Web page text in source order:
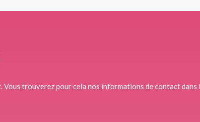
Vous trouverez pour cela nos informations de contact dans